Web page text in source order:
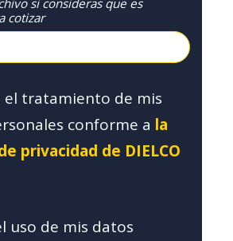
si consideras que es
cotizar
el tratamiento de mis
conforme a la
privacidad de DIELCO
uso de mis datos